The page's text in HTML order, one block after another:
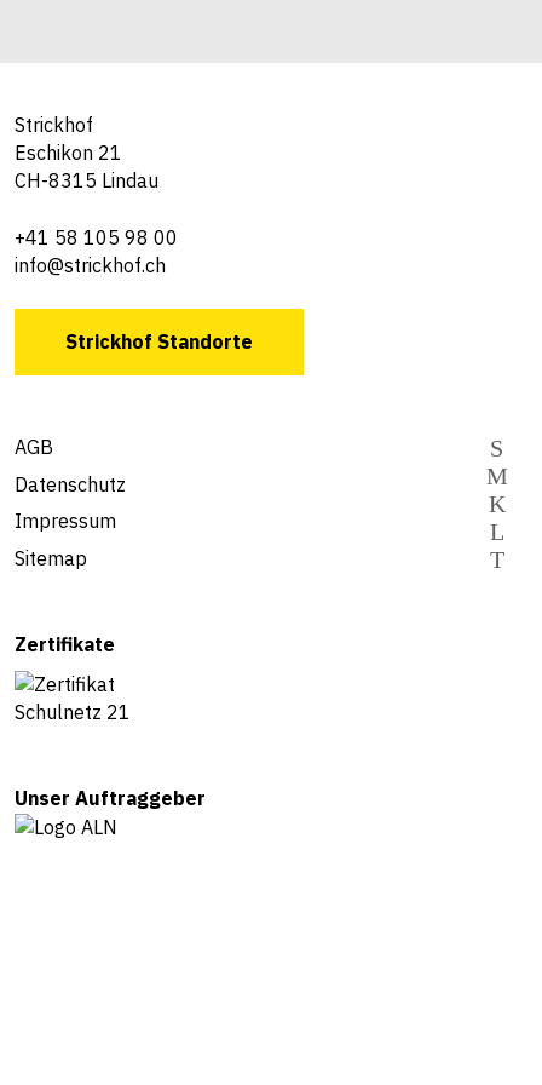
Strickhof
Eschikon 21
CH-8315 Lindau
+41 58 105 98 00
info@strickhof.ch
Strickhof Standorte
AGB
Datenschutz
Impressum
Sitemap
Zertifikate
Unser Auftraggeber